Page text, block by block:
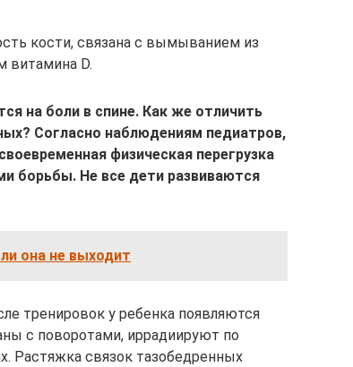
кости, связана с вымыванием из
витамина D.
на боли в спине. Как же отличить
Согласно наблюдениям педиатров,
физическая перегрузка
борьбы. Не все дети развиваются
она не выходит
тренировок у ребенка появляются
с поворотами, иррадиируют по
Растяжка связок тазобедренных